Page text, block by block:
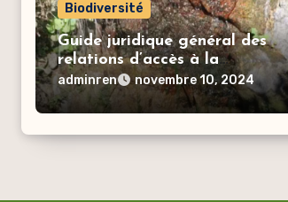
Biodiversité
Guide juridique général des
relations d’accès à la
ressource en eau
adminren novembre 10, 2024